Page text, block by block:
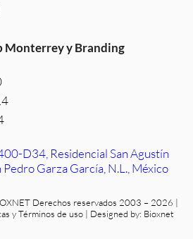
Monterrey y Branding
D34, Residencial San Agustín
Garza García, N.L., México
Derechos reservados 2003 – 2026 |
y Términos de uso | Designed by: Bioxnet